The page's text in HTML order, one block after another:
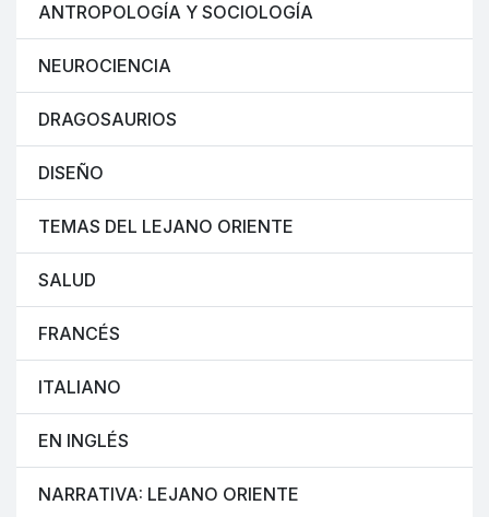
ANTROPOLOGÍA Y SOCIOLOGÍA
NEUROCIENCIA
DRAGOSAURIOS
DISEÑO
TEMAS DEL LEJANO ORIENTE
SALUD
FRANCÉS
ITALIANO
EN INGLÉS
NARRATIVA: LEJANO ORIENTE